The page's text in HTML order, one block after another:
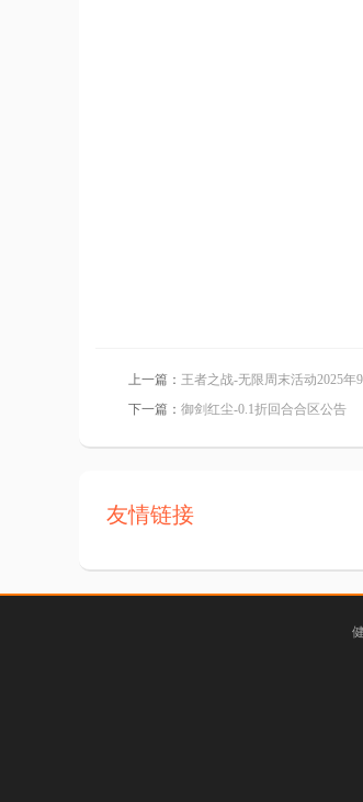
上一篇： 王者之战-无限周末活动2025年
下一篇： 御剑红尘-0.1折回合合区公告
友情链接